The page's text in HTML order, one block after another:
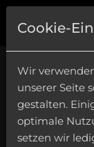
Cookie-
Wir
unserer Seite
gestalten.
optimale
setzen wir